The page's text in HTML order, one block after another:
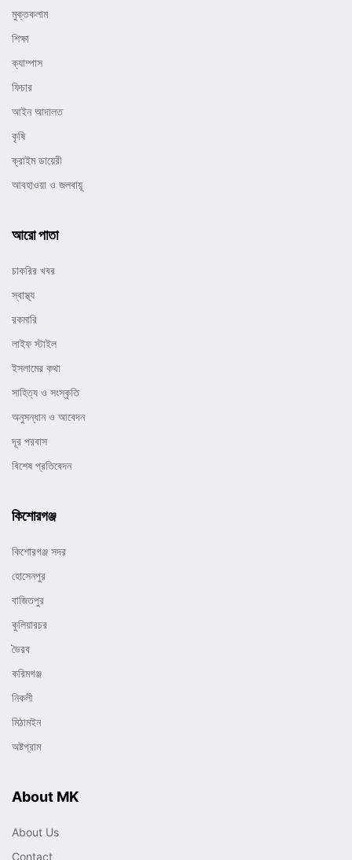
মুক্তকলাম
শিক্ষা
ক্যাম্পাস
ফিচার
আইন আদালত
কৃষি
ক্রাইম ডায়েরী
আবহাওয়া ও জলবায়ূ
আরো পাতা
চাকরির খবর
স্বাস্থ্য
রকমারি
লাইফ স্টাইল
ইসলামের কথা
সাহিত্য ও সংস্কৃতি
অনুসন্ধান ও আবেদন
দূর পরবাস
বিশেষ প্রতিবেদন
কিশোরগঞ্জ
কিশোরগঞ্জ সদর
হোসেনপুর
বাজিতপুর
কুলিয়ারচর
ভৈরব
করিমগঞ্জ
নিকলী
মিঠামইন
অষ্টগ্রাম
About MK
About Us
Contact